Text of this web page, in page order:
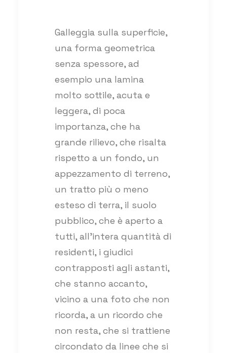
Galleggia sulla superficie,
una forma geometrica
senza spessore, ad
esempio una lamina
molto sottile, acuta e
leggera, di poca
importanza, che ha
grande rilievo, che risalta
rispetto a un fondo, un
appezzamento di terreno,
un tratto più o meno
esteso di terra, il suolo
pubblico, che è aperto a
tutti, all’intera quantità di
residenti, i giudici
contrapposti agli astanti,
che stanno accanto,
vicino a una foto che non
ricorda, a un ricordo che
non resta, che si trattiene
circondato da linee che si